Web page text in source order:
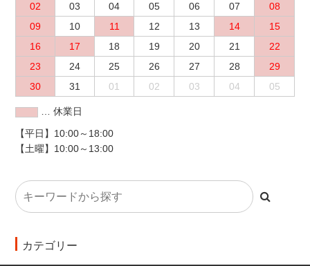
02
03 04 05 06 07
08
09
10 11 12 13 14
15
16
17 18 19 20 21
22
23
24 25 26 27 28
29
30
31 01 02 03 04 05
… 休業日
【平日】10:00～18:00
【土曜】10:00～13:00
カテゴリー